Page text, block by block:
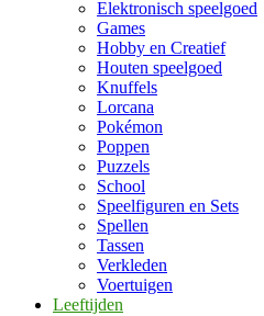
Elektronisch speelgoed
Games
Hobby en Creatief
Houten speelgoed
Knuffels
Lorcana
Pokémon
Poppen
Puzzels
School
Speelfiguren en Sets
Spellen
Tassen
Verkleden
Voertuigen
Leeftijden